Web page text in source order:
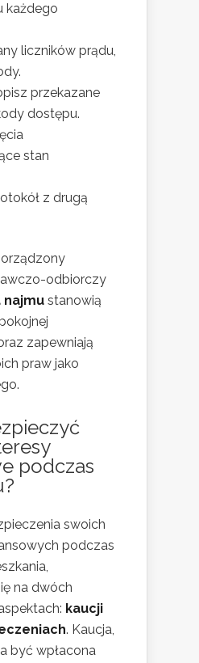
każdego
liczników prądu,
przekazane
dostępu.
stan
z drugą
odbiorczy
najmu stanowią
zapewniają
praw jako
podczas
swoich
podczas
na dwóch
kaucji
. Kaucja,
być wpłacona